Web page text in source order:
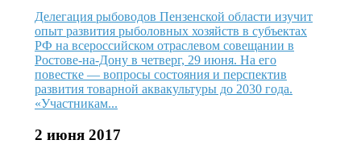
Делегация рыбоводов Пензенской области изучит
опыт развития рыболовных хозяйств в субъектах
РФ на всероссийском отраслевом совещании в
Ростове-на-Дону в четверг, 29 июня. На его
повестке — вопросы состояния и перспектив
развития товарной аквакультуры до 2030 года.
«Участникам...
2 июня 2017